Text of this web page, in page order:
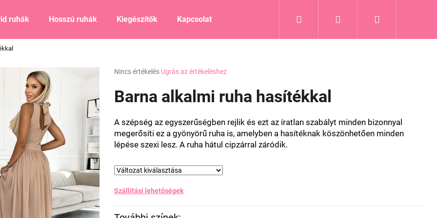
ruhák Hosszú ruhák Kiegészítők Kapcsolat Keresés Bejelentkezés
A
átlagos
értékelése
0,0
csillag.
Nincs értékelés Ugrás az értékeléshez
Barna alkalmi ruha hasítékkal
A szépség az egyszerűségben rejlik és ezt az íratlan szabályt minden bizonnyal
megerősíti ez a gyönyörű ruha is, amelyben a hasítéknak köszönhetően minden
lépése szexi lesz. A ruha hátul cipzárral záródik.
Szállítási lehetőségek
KERESÉS
Ajánljuk